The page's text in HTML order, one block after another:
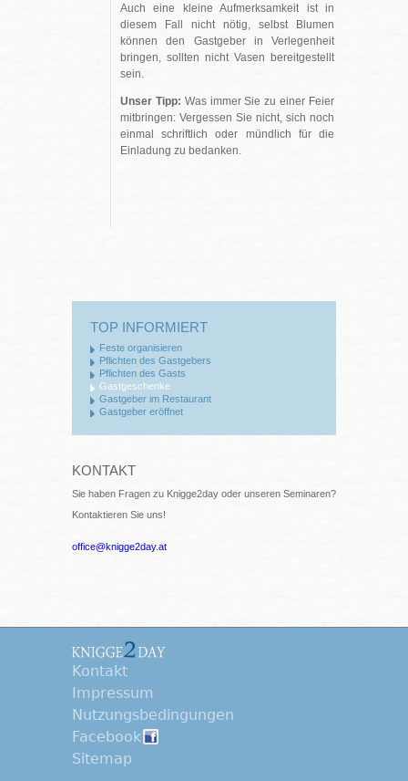
Auch eine kleine Aufmerksamkeit ist in
diesem Fall nicht nötig, selbst Blumen
können den Gastgeber in Verlegenheit
bringen, sollten nicht Vasen bereitgestellt
sein.
Unser Tipp: Was immer Sie zu einer Feier
mitbringen: Vergessen Sie nicht, sich noch
einmal schriftlich oder mündlich für die
Einladung zu bedanken.
TOP INFORMIERT
Feste organisieren
Pflichten des Gastgebers
Pflichten des Gasts
Gastgeschenke
Gastgeber im Restaurant
Gastgeber eröffnet
KONTAKT
Sie haben Fragen zu Knigge2day oder unseren Seminaren?
Kontaktieren Sie uns!
office@knigge2day.at
Kontakt
Impressum
Nutzungsbedingungen
Facebook
Sitemap